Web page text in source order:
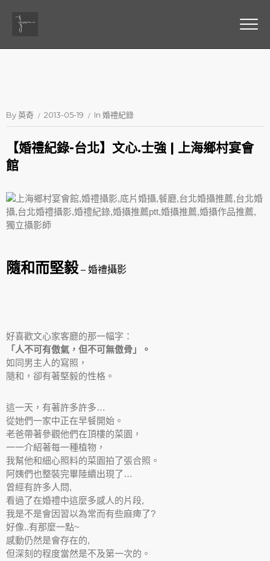
By英奇 2013-05-19 In 婚禮紀錄
【婚禮紀錄-台北】文心.士強 | 上海鄉村宴會
館
隨和而堅毅 – 婚禮攝影
好喜歡文心家客廳的那一幅字：
「人不可有傲氣，但不可無傲骨」。
如同男主人的寫照，
隨和，卻有著堅毅的性格。
這一天，有著許多許多…
從她們一家中正在早餐開始。
老爸帶著參觀他們在頂樓的菜園，
一一介紹著每一種植物，
我幫他和細心照料的菜園拍了張合照。
阿姨們也整裝完畢陸續出現了…
曾經有許多人問,
看過了在婚禮中這麼多感人的片段,
我是不是會因習以為常而有些麻痺了?
好像..有那麼一點~
感動仍然是會存在的,
但深刻的程度當然是不及第一次的。